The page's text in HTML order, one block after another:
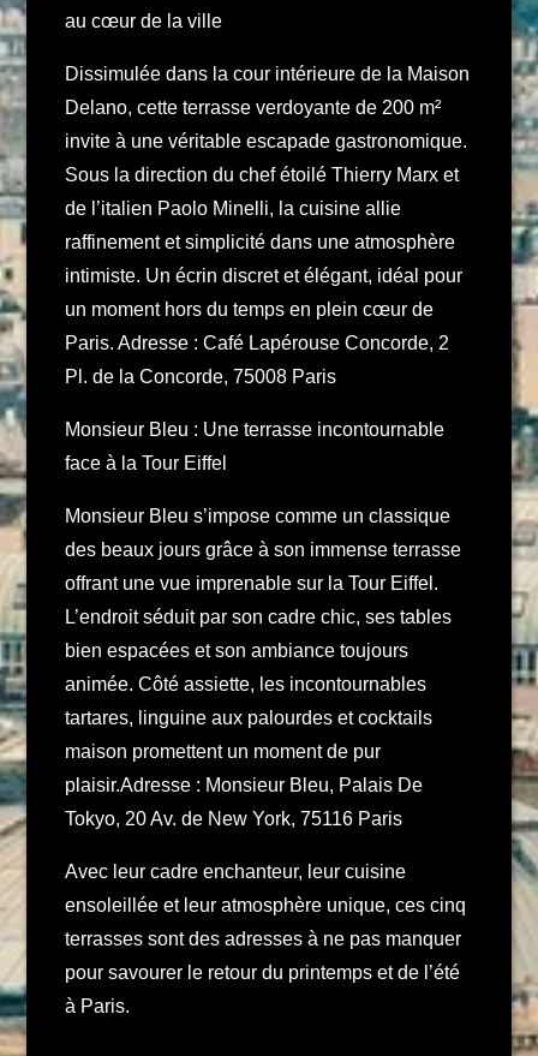
au cœur de la ville
Dissimulée dans la cour intérieure de la Maison
Delano, cette terrasse verdoyante de 200 m²
invite à une véritable escapade gastronomique.
Sous la direction du chef étoilé Thierry Marx et
de l’italien Paolo Minelli, la cuisine allie
raffinement et simplicité dans une atmosphère
intimiste. Un écrin discret et élégant, idéal pour
un moment hors du temps en plein cœur de
Paris. Adresse : Café Lapérouse Concorde, 2
Pl. de la Concorde, 75008 Paris
Monsieur Bleu : Une terrasse incontournable
face à la Tour Eiffel
Monsieur Bleu s’impose comme un classique
des beaux jours grâce à son immense terrasse
offrant une vue imprenable sur la Tour Eiffel.
L’endroit séduit par son cadre chic, ses tables
bien espacées et son ambiance toujours
animée. Côté assiette, les incontournables
tartares, linguine aux palourdes et cocktails
maison promettent un moment de pur
plaisir.Adresse : Monsieur Bleu, Palais De
Tokyo, 20 Av. de New York, 75116 Paris
Avec leur cadre enchanteur, leur cuisine
ensoleillée et leur atmosphère unique, ces cinq
terrasses sont des adresses à ne pas manquer
pour savourer le retour du printemps et de l’été
à Paris.